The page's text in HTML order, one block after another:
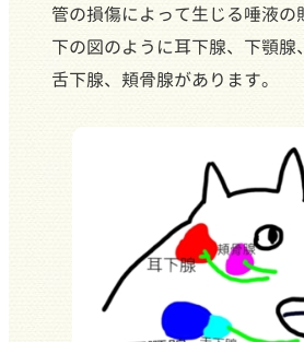
管の損傷によって生じる唾液の
下の図のように耳下腺、下顎
舌下腺、頬骨腺があります。